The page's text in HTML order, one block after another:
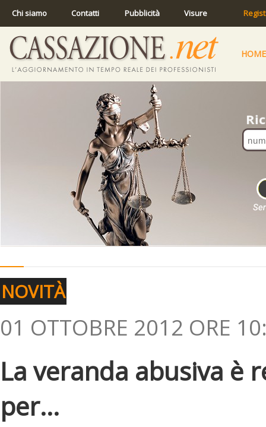
Chi siamo Contatti Pubblicità Visure
HOME
NOVITÀ
01 OTTOBRE 2012 ORE
La veranda abusiva è
per...